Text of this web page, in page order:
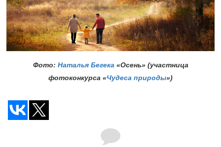
Фото: Наталья Бегека «Осень» (участница
фотоконкурса «Чудеса природы»)